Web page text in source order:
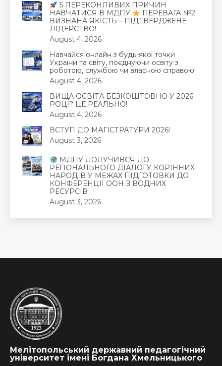
5 ПЕРЕКОНЛИВИХ ПРИЧИН
НАВЧАТИСЯ В МДПУ
ПЕРЕВАГА №2.
ВИЗНАНА ЯКІСТЬ – ПІДТВЕРДЖЕНЕ
ЛІДЕРСТВО!
August 4, 2026
Навчайся онлайн з будь-якої точки
України та світу, поєднуючи освіту з
роботою, службою чи власною справою!
August 4, 2026
ВИЩА ОСВІТА БЕЗКОШТОВНО У 2026
РОЦІ? ЦЕ РЕАЛЬНО!
August 4, 2026
ВСТУП ДО МАГІСТРАТУРИ 2026!
August 3, 2026
МДПУ ДОЛУЧИВСЯ ДО
РЕГІОНАЛЬНОГО ДІАЛОГУ КОРІННИХ
НАРОДІВ У МЕЖАХ ПІДГОТОВКИ ДО
КОНФЕРЕНЦІЇ ООН З ВОДНИХ
РЕСУРСІВ
August 3, 2026
Мелітопольський державний педагогічний
університет імені Богдана Хмельницького